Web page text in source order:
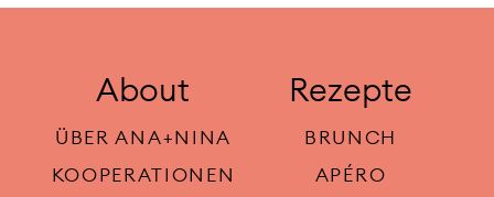
About
ÜBER ANA+NINA
KOOPERATIONEN
Rezepte
BRUNCH
APÉRO